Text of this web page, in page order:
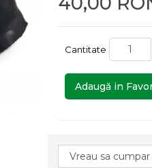
Cantitate
Adaugă in